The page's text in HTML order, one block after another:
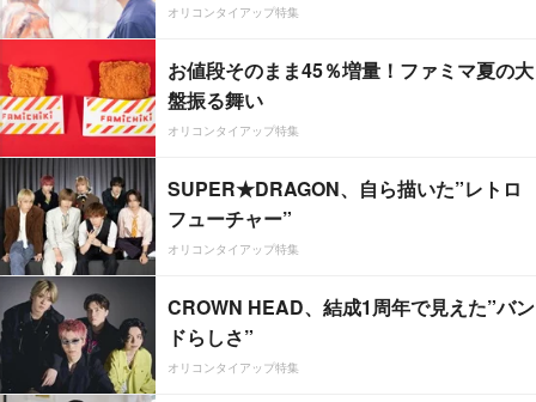
オリコンタイアップ特集
お値段そのまま45％増量！ファミマ夏の大
盤振る舞い
オリコンタイアップ特集
SUPER★DRAGON、自ら描いた”レトロ
フューチャー”
オリコンタイアップ特集
CROWN HEAD、結成1周年で見えた”バン
ドらしさ”
オリコンタイアップ特集